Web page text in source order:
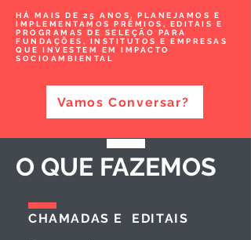
HÁ MAIS DE 25 ANOS, PLANEJAMOS E
IMPLEMENTAMOS PRÊMIOS, EDITAIS E
PROGRAMAS DE SELEÇÃO PARA
FUNDAÇÕES, INSTITUTOS E EMPRESAS
QUE INVESTEM EM IMPACTO
SOCIOAMBIENTAL
Vamos Conversar?
O QUE FAZEMOS
CHAMADAS E EDITAIS